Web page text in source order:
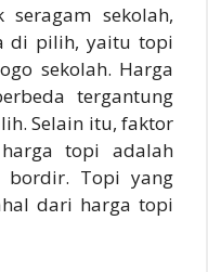
sekolah,
di pilih, yaitu topi
sekolah. Harga
tergantung
Selain itu, faktor
topi adalah
bordir. Topi yang
dari harga topi